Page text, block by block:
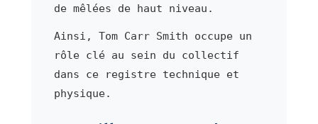
de mêlées de haut niveau.
Ainsi, Tom Carr Smith occupe un
rôle clé au sein du collectif
dans ce registre technique et
physique.